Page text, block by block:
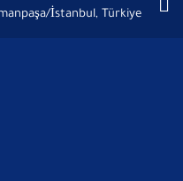
İstanbul, Türkiye